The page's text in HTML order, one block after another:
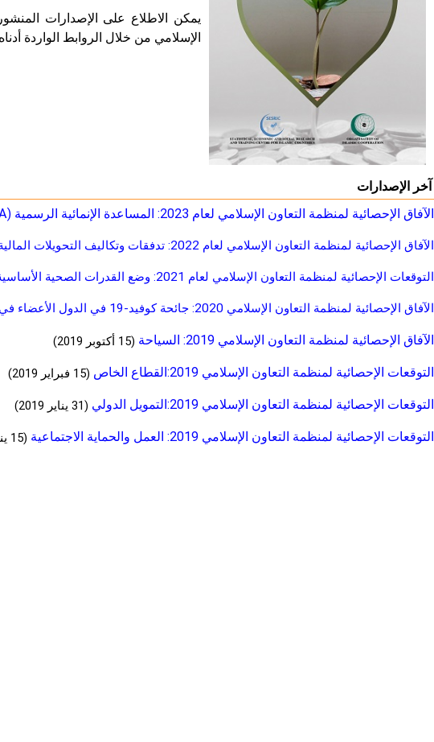
يمكن الاطلاع على الإصدارات
الإسلامي من خلال الروابط الواردة
آخر الإصدارات
الآفاق الإحصائية لمنظمة التعاون الإسلامي لعام 2023: المساعدة الإنمائية الرسمية (ODA) في بلدان منظمة التعاون الإسلامي
الآفاق الإحصائية لمنظمة التعاون الإسلامي لعام 2022: تدفقات وتكاليف التحويلات المالية في بلدان منظمة التعاون الإسلامي
التوقعات الإحصائية لمنظمة التعاون الإسلامي لعام 2021: وضع القدرات الصحية الأساسية للبلدان الأعضاء في منظمة التعاون الإسلامي
الآفاق الإحصائية لمنظمة التعاون الإسلامي 2020: جائحة كوفيد-19 في الدول الأعضاء في منظمة التعاون الإسلامي
الآفاق الإحصائية لمنظمة التعاون الإسلامي 2019: السياحة (15 أكتوبر 2019)
التوقعات الإحصائية لمنظمة التعاون الإسلامي 2019:القطاع الخاص (15 فبراير 2019)
التوقعات الإحصائية لمنظمة التعاون الإسلامي 2019:التمويل الدولي (31 يناير 2019)
التوقعات الإحصائية لمنظمة التعاون الإسلامي 2019: العمل والحماية الاجتماعية (15 يناير 2019)